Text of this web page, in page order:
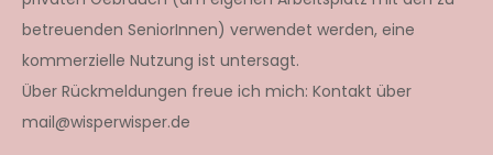
betreuenden SeniorInnen) verwendet werden, eine
kommerzielle Nutzung ist untersagt.
Über Rückmeldungen freue ich mich: Kontakt über
mail@wisperwisper.de